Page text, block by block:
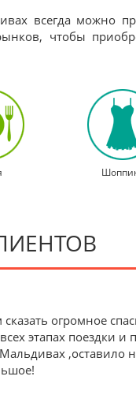
всегда можно
чтобы
огромное
этапах поездки и